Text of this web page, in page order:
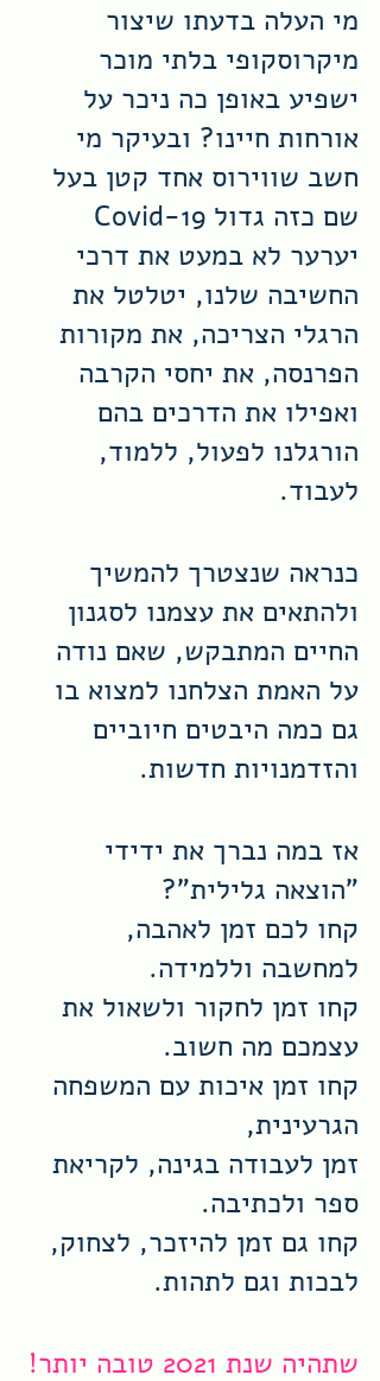
מי העלה בדעתו שיצור
מיקרוסקופי בלתי מוכר
ישפיע באופן כה ניכר על
אורחות חיינו? ובעיקר מי
חשב שווירוס אחד קטן בעל
יערער לא במעט את דרכי
החשיבה שלנו, יטלטל את
הרגלי הצריכה, את מקורות
הפרנסה, את יחסי הקרבה
ואפילו את הדרכים בהם
הורגלנו לפעול, ללמוד,
לעבוד.
כנראה שנצטרך להמשיך
ולהתאים את עצמנו לסגנון
החיים המתבקש, שאם נודה
על האמת הצלחנו למצוא בו
גם כמה היבטים חיוביים
והזדמנויות חדשות.
אז במה נברך את ידידי
"הוצאה גלילית"?
קחו לכם זמן לאהבה,
למחשבה וללמידה.
קחו זמן לחקור ולשאול את
עצמכם מה חשוב.
קחו זמן איכות עם המשפחה
הגרעינית,
זמן לעבודה בגינה, לקריאת
ספר ולכתיבה.
קחו גם זמן להיזכר, לצחוק,
לבכות וגם לתהות.
שתהיה שנת 2021 טובה יותר!